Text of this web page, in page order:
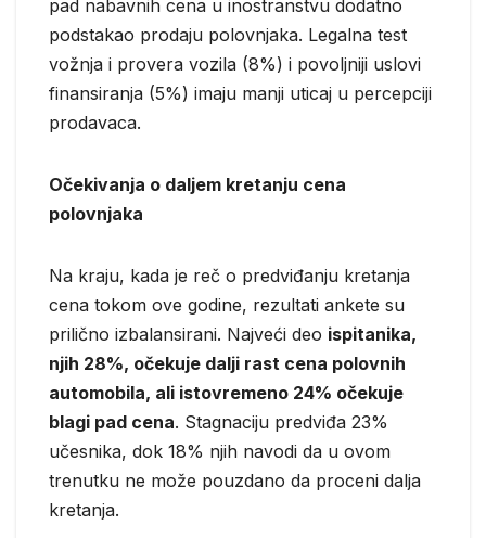
pad nabavnih cena u inostranstvu dodatno
podstakao prodaju polovnjaka. Legalna test
vožnja i provera vozila (8%) i povoljniji uslovi
finansiranja (5%) imaju manji uticaj u percepciji
prodavaca.
Očekivanja o daljem kretanju cena
polovnjaka
Na kraju, kada je reč o predviđanju kretanja
cena tokom ove godine, rezultati ankete su
prilično izbalansirani. Najveći deo ispitanika,
njih 28%, očekuje dalji rast cena polovnih
automobila, ali istovremeno 24% očekuje
blagi pad cena. Stagnaciju predviđa 23%
učesnika, dok 18% njih navodi da u ovom
trenutku ne može pouzdano da proceni dalja
kretanja.